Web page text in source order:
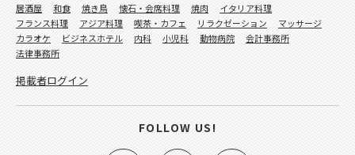
居酒屋 和食 焼き鳥 懐石・会席料理 焼肉
イタリア料理
フランス料理
アジア料理 喫茶・カフェ リラクゼーション
マッサージ
カラオケ
ビジネスホテル 内科 小児科 動物病院
会計事務所
法律事務所
掲載者ログイン
FOLLOW US!